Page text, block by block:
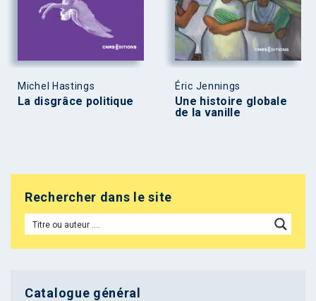
Michel Hastings
La disgrâce politique
Éric Jennings
Une histoire globale
de la vanille
Rechercher dans le site
Catalogue général